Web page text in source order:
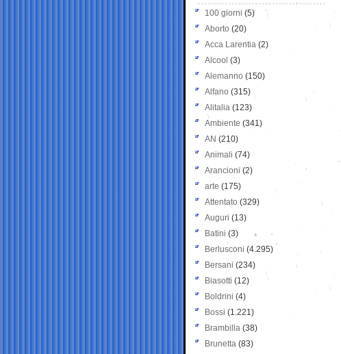
100 giorni (5)
Aborto (20)
Acca Larentia (2)
Alcool (3)
Alemanno (150)
Alfano (315)
Alitalia (123)
Ambiente (341)
AN (210)
Animali (74)
Arancioni (2)
arte (175)
Attentato (329)
Auguri (13)
Batini (3)
Berlusconi (4.295)
Bersani (234)
Biasotti (12)
Boldrini (4)
Bossi (1.221)
Brambilla (38)
Brunetta (83)